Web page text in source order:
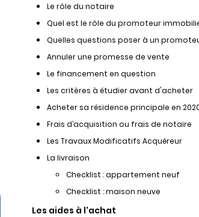
Le rôle du notaire
Quel est le rôle du promoteur
Quelles questions poser à un
Annuler une promesse de vente
Le financement en question
Les critères à étudier avant d'acheter
Acheter sa résidence principale en
Frais d’acquisition ou frais de notaire
Les Travaux Modificatifs Acquéreur
La livraison
Checklist : appartement neuf
Checklist : maison neuve
Les aides à l'achat